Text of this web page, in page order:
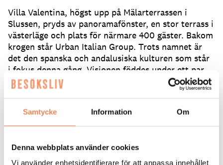
Samtycke Information Om
Denna webbplats använder cookies
Vi använder enhetsidentifierare för att anpassa innehållet
Villa Valentina, högst upp på Mälarterrassen i
Slussen, pryds av panoramafönster, en stor terrass i
västerläge och plats för närmare 400 gäster. Bakom
krogen står Urban Italian Group. Trots namnet är
det den spanska och andalusiska kulturen som står
i fokus denna gång. Visionen föddes under ett par
års tid i Spanien i samband med att koncernen
etablerade sina Florentine-restauranger i Marbella
– Det bästa vi har tagit med oss från södra Spanien
ska vara en låg tröskel där alla känner sig välkomna,
säger grundaren och vd:n Brazer Bozlak.